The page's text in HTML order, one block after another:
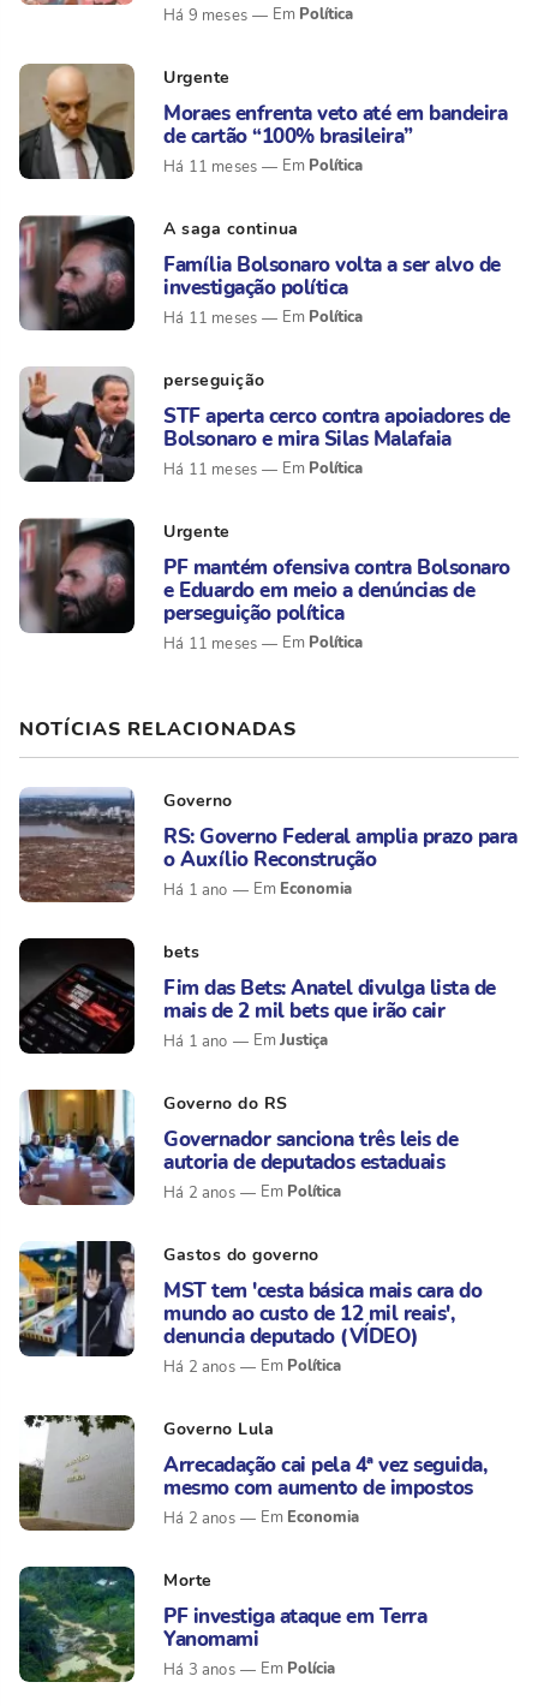
Há 9 meses Política
Urgente
Moraes enfrenta veto até em bandeira
de cartão “100% brasileira”
Há 11 meses Política
A saga continua
Família Bolsonaro volta a ser alvo de
investigação política
Há 11 meses Política
perseguição
STF aperta cerco contra apoiadores de
Bolsonaro e mira Silas Malafaia
Há 11 meses Política
Urgente
PF mantém ofensiva contra Bolsonaro
e Eduardo em meio a denúncias de
perseguição política
Há 11 meses Política
NOTÍCIAS RELACIONADAS
Governo
RS: Governo Federal amplia prazo para
o Auxílio Reconstrução
Há 1 ano Economia
bets
Fim das Bets: Anatel divulga lista de
mais de 2 mil bets que irão cair
Há 1 ano Justiça
Governo do RS
Governador sanciona três leis de
autoria de deputados estaduais
Há 2 anos Política
Gastos do governo
MST tem 'cesta básica mais cara do
mundo ao custo de 12 mil reais',
denuncia deputado (VÍDEO)
Há 2 anos Política
Governo Lula
Arrecadação cai pela 4ª vez seguida,
mesmo com aumento de impostos
Há 2 anos Economia
Morte
PF investiga ataque em Terra
Yanomami
Há 3 anos Polícia